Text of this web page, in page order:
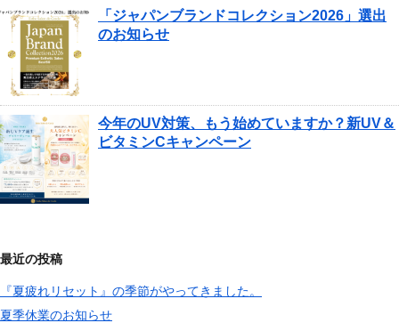
「ジャパンブランドコレクション2026」選出
のお知らせ
今年のUV対策、もう始めていますか？新UV＆
ビタミンCキャンペーン
最近の投稿
『夏疲れリセット』の季節がやってきました。
夏季休業のお知らせ